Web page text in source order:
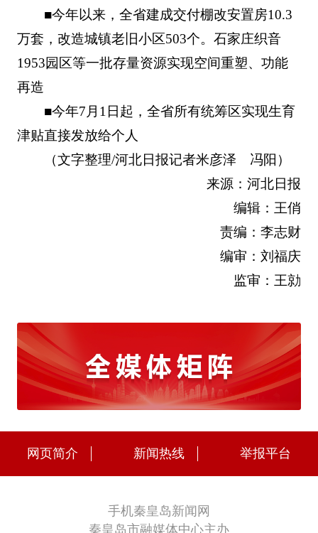
■今年以来，全省建成交付棚改安置房10.3
万套，改造城镇老旧小区503个。石家庄织音
1953园区等一批存量资源实现空间重塑、功能
再造
■今年7月1日起，全省所有统筹区实现生育
津贴直接发放给个人
（文字整理/河北日报记者米彦泽 冯阳）
来源：河北日报
编辑：王俏
责编：李志财
编审：刘福庆
监审：王勍
网页简介 新闻热线 举报平台
手机秦皇岛新闻网
秦皇岛市融媒体中心主办